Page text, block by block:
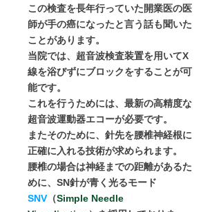
この検査を長年行っていた開業医の医
師が手の癌になったと言う話も聞いた
ことがあります。
当院では、超音波検査装置を用いてX
線を浴びずにブロックをすることが可
能です。
これを行うためには、最新の高精度な
超音波運動器エコーが必要です。
またそのために、針先を腰椎神経根に
正確に入れる技術が求められます。
腰椎の場合は神経までの距離があるた
めに、SN針が青く光るモード
SNV （Simple Needle